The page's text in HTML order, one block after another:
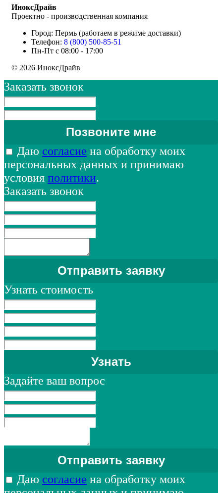
ИноксДрайв
Проектно - производственная компания
Город: Пермь (работаем в режиме доставки)
Телефон: 8 (800) 500-85-51
Пн-Пт с 08:00 - 17:00
© 2026 ИноксДрайв
Заказать звонок
Даю согласие на обработку моих
персональных данных и принимаю
условия политики.
Заказать звонок
Узнать стоимость
Задайте ваш вопрос
Даю согласие на обработку моих